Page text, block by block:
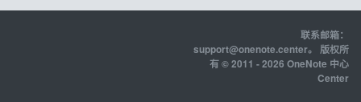
联系邮箱：
support@onenote.center。 版权所
有 © 2011 - 2026 OneNote 中心
Center